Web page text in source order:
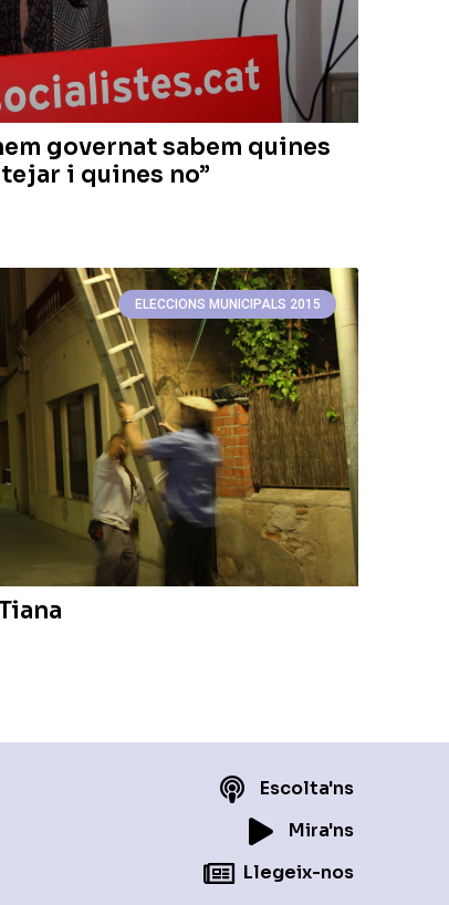
governat sabem quines
i quines no”
ELECCIONS MUNICIPALS 2015
Escolta'ns
Mira'ns
Llegeix-nos